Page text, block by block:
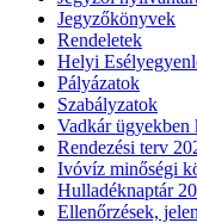
Jegyzőkönyvek
Rendeletek
Helyi
Pályázatok
Szabályzatok
Vadkár ügyekben
Rendezési terv
Ivóvíz minőségi
Hulladéknaptár
Ellenőrzések,